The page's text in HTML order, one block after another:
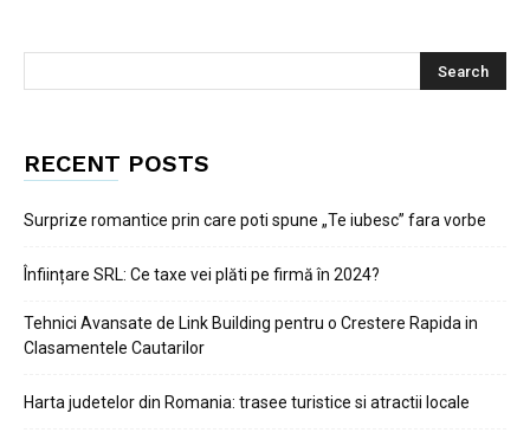
RECENT POSTS
Surprize romantice prin care poti spune „Te iubesc” fara vorbe
Înființare SRL: Ce taxe vei plăti pe firmă în 2024?
Tehnici Avansate de Link Building pentru o Crestere Rapida in
Clasamentele Cautarilor
Harta judetelor din Romania: trasee turistice si atractii locale